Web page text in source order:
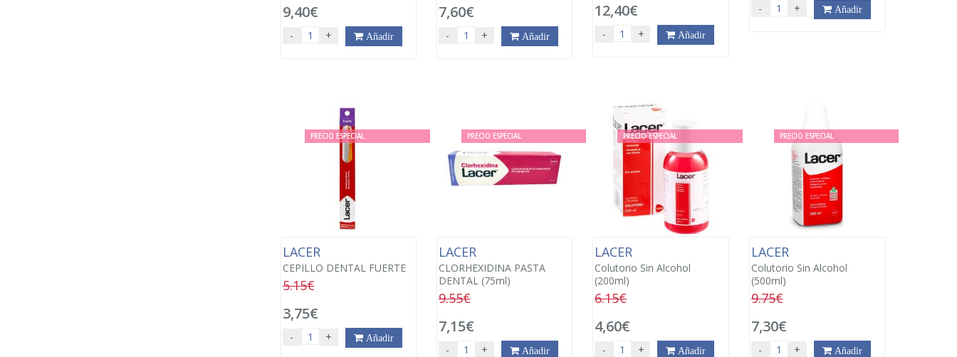
9,40€
- + Añadir
7,60€
- + Añadir
12,40€
- + Añadir
- + Añadir
PRECIO ESPECIAL
LACER
CEPILLO DENTAL FUERTE
5.15€
3,75€
- + Añadir
PRECIO ESPECIAL
LACER
CLORHEXIDINA PASTA
DENTAL (75ml)
9.55€
7,15€
- + Añadir
PRECIO ESPECIAL
LACER
Colutorio Sin Alcohol
(200ml)
6.15€
4,60€
- + Añadir
PRECIO ESPECIAL
LACER
Colutorio Sin Alcohol
(500ml)
9.75€
7,30€
- + Añadir